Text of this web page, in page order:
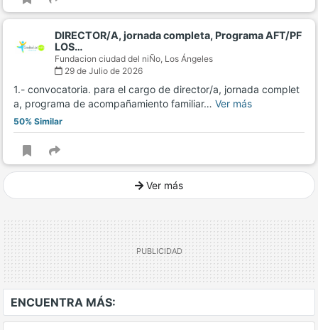
DIRECTOR/A, jornada completa, Programa AFT/PF
LOS…
Fundacion ciudad del niÑo, Los Ángeles
29 de Julio de 2026
1.- convocatoria. para el cargo de director/a, jornada complet
a, programa de acompañamiento familiar… Ver más
50% Similar
Ver más
ENCUENTRA MÁS: